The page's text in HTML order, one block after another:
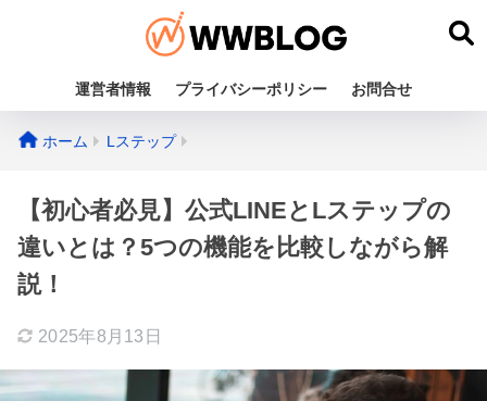
運営者情報 プライバシーポリシー お問合せ
ホーム Lステップ
【初心者必見】公式LINEとLステップの
違いとは？5つの機能を比較しながら解
説！
2025年8月13日